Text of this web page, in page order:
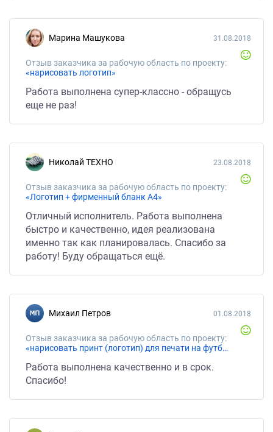
Марина Машукова
Отзыв заказчика за рабочую область по проекту:
«нарисовать логотип»
31.08.2018
Работа выполнена супер-классно - обращусь
еще не раз!
Николай ТЕХНО
Отзыв заказчика за рабочую область по проекту:
«Логотип + фирменный бланк А4»
23.08.2018
Отличный исполнитель. Работа выполнена
быстро и качественно, идея реализована
именно так как планировалась. Спасибо за
работу! Буду обращаться ещё.
Михаил Петров
Отзыв заказчика за рабочую область по проекту:
«нарисовать принт (логотип) для печати на футболке»
01.08.2018
Работа выполнена качественно и в срок.
Спасибо!